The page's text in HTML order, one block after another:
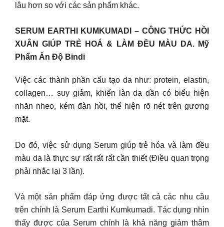
lâu hơn so với các sản phẩm khác.
SERUM EARTHI KUMKUMADI – CÔNG THỨC HỒI
XUÂN GIÚP TRẺ HOÁ & LÀM ĐỀU MÀU DA. Mỹ
Phẩm Ấn Độ Bindi
Việc các thành phần cấu tạo da như: protein, elastin,
collagen… suy giảm, khiến làn da dần có biểu hiện
nhăn nheo, kém đàn hồi, thể hiện rõ nét trên gương
mặt.
Do đó, việc sử dụng Serum giúp trẻ hóa và làm đều
màu da là thực sự rất rất rất cần thiết (Điều quan trọng
phải nhắc lại 3 lần).
Và một sản phẩm đáp ứng được tất cả các nhu cầu
trên chính là Serum Earthi Kumkumadi. Tác dụng nhìn
thấy được của Serum chính là khả năng giảm thâm